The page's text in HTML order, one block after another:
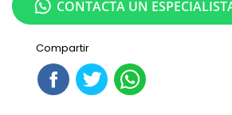
Compartir
CONTACTA UN